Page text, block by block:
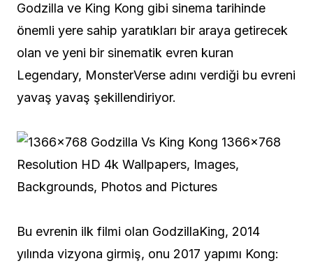
Godzilla ve King Kong gibi sinema tarihinde
önemli yere sahip yaratıkları bir araya getirecek
olan ve yeni bir sinematik evren kuran
Legendary, MonsterVerse adını verdiği bu evreni
yavaş yavaş şekillendiriyor.
Bu evrenin ilk filmi olan GodzillaKing, 2014
yılında vizyona girmiş, onu 2017 yapımı Kong: